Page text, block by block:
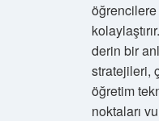
öğrencilere
derin bir
stratejileri,
öğretim
noktaları